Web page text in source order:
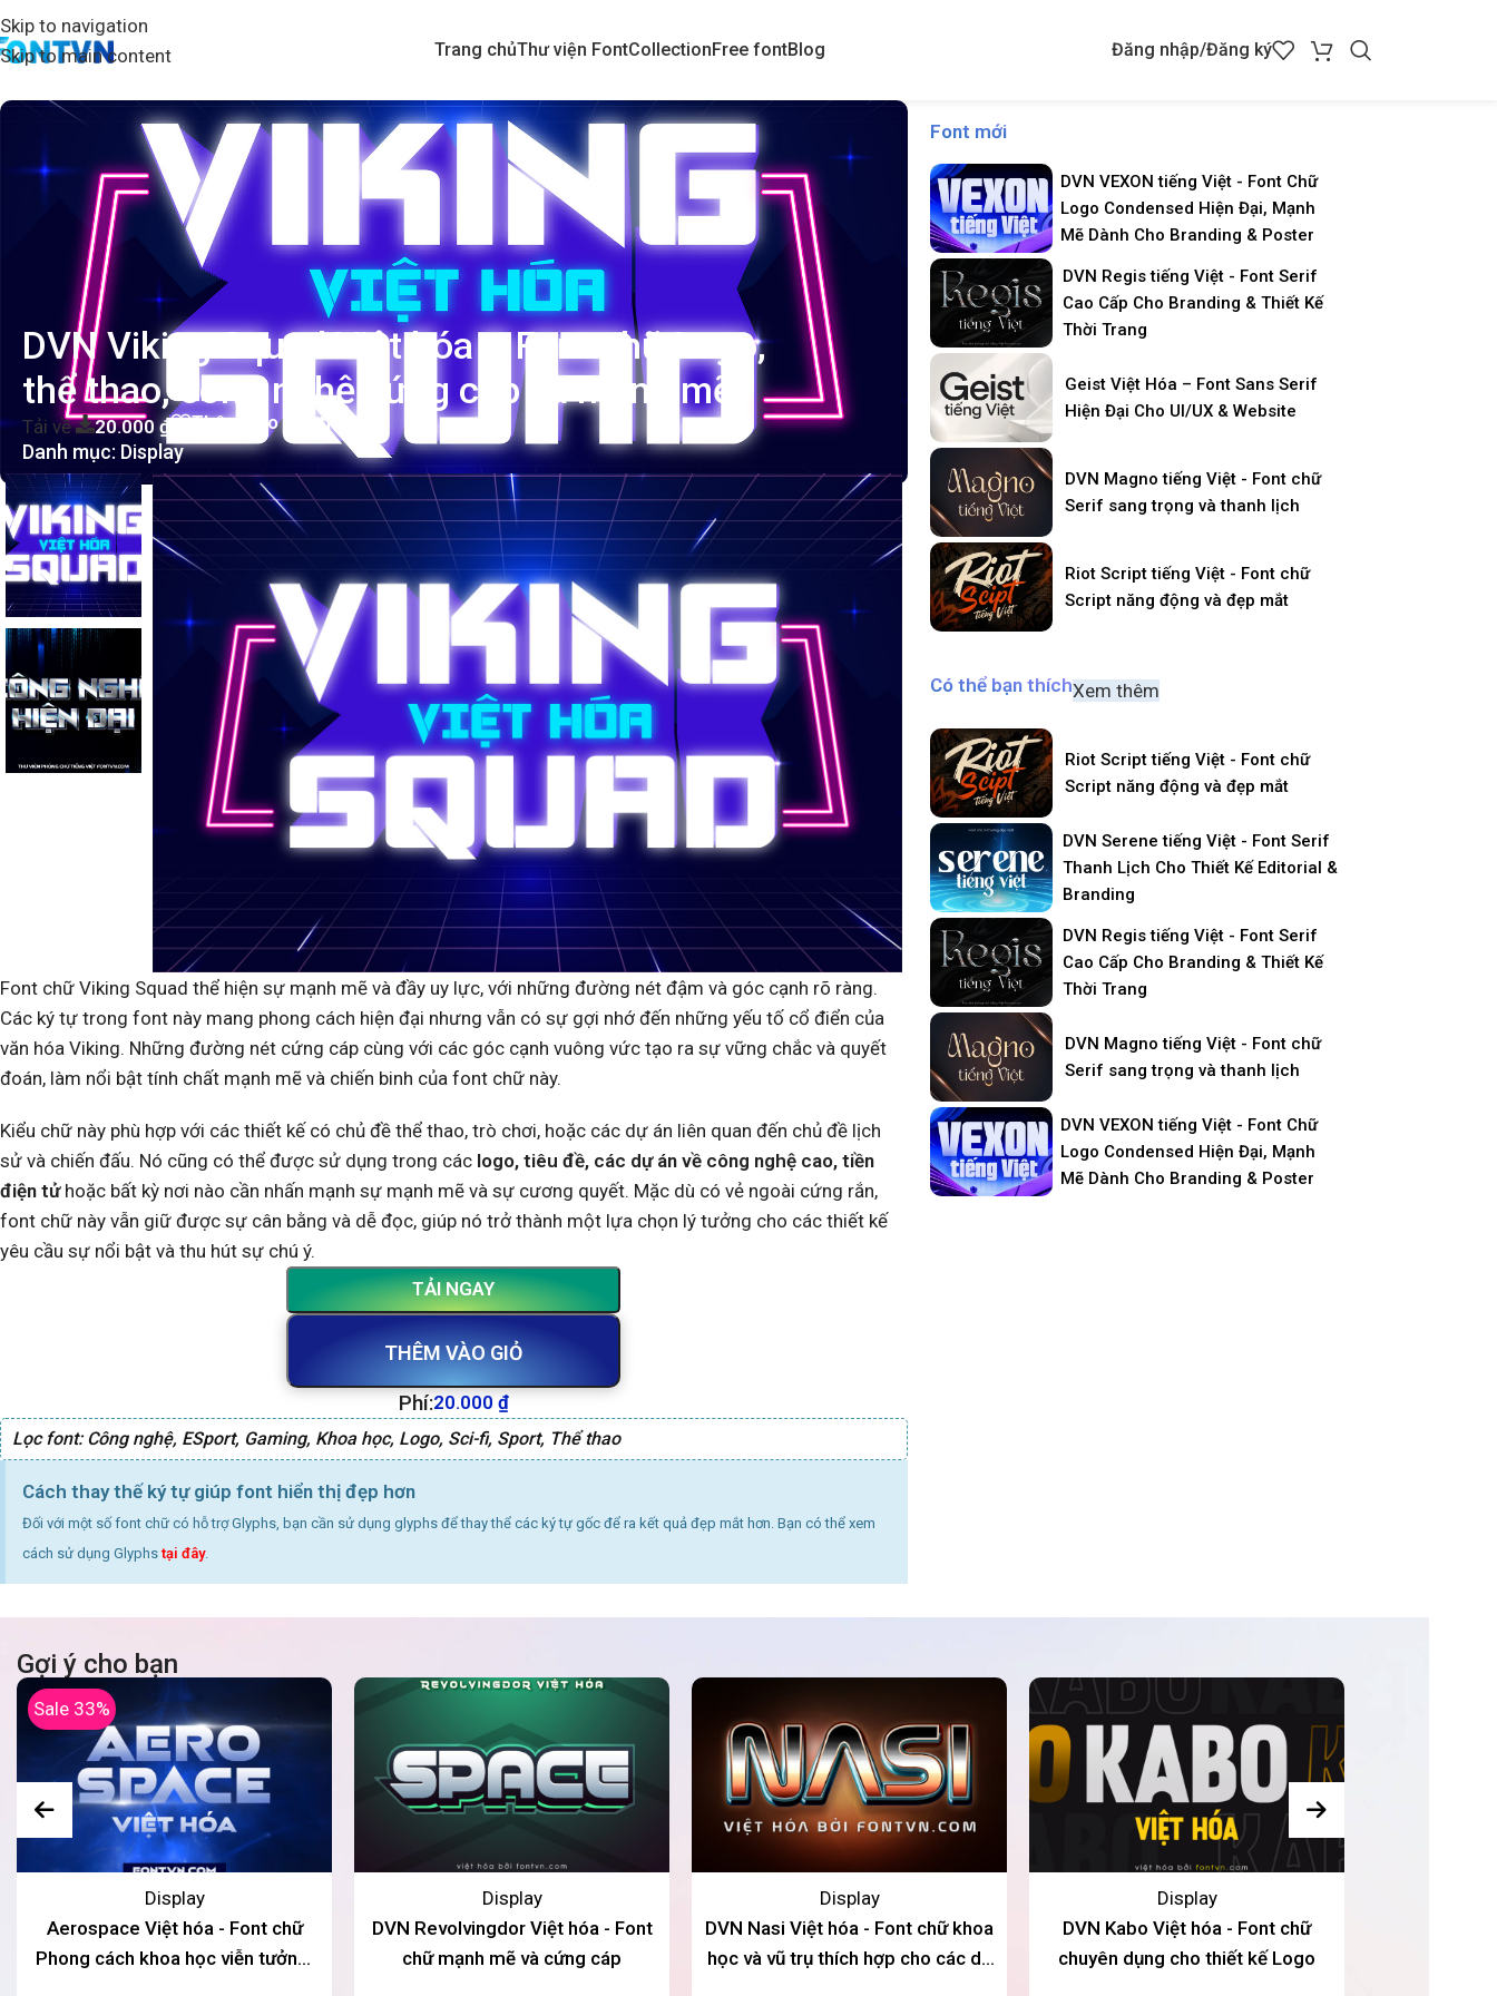
Skip to navigation
Skip to main content
Trang chủThư viện FontCollectionFree fontBlog Đăng nhập/Đăng ký
DVN Viking Squad Việt hóa – Font chữ Logo,
thể thao, công nghệ cứng cáp và mạnh mẽ
Tải về 20.000 ₫ Thêm vào yêu thích
Danh mục: Display
Font chữ Viking Squad thể hiện sự mạnh mẽ và đầy uy lực, với những đường nét đậm và góc cạnh rõ ràng.
Các ký tự trong font này mang phong cách hiện đại nhưng vẫn có sự gợi nhớ đến những yếu tố cổ điển của
văn hóa Viking. Những đường nét cứng cáp cùng với các góc cạnh vuông vức tạo ra sự vững chắc và quyết
đoán, làm nổi bật tính chất mạnh mẽ và chiến binh của font chữ này.
Kiểu chữ này phù hợp với các thiết kế có chủ đề thể thao, trò chơi, hoặc các dự án liên quan đến chủ đề lịch
sử và chiến đấu. Nó cũng có thể được sử dụng trong các logo, tiêu đề, các dự án về công nghệ cao, tiền
điện tửhoặc bất kỳ nơi nào cần nhấn mạnh sự mạnh mẽ và sự cương quyết. Mặc dù có vẻ ngoài cứng rắn,
font chữ này vẫn giữ được sự cân bằng và dễ đọc, giúp nó trở thành một lựa chọn lý tưởng cho các thiết kế
yêu cầu sự nổi bật và thu hút sự chú ý.
THÊM VÀO GIỎ
TẢI NGAY
Phí:20.000 ₫
Lọc font: Công nghệ, ESport, Gaming, Khoa học, Logo, Sci-fi, Sport, Thể thao
Cách thay thế ký tự giúp font hiển thị đẹp hơn
Đối với một số font chữ có hỗ trợ Glyphs, bạn cần sử dụng glyphs để thay thể các ký tự gốc để ra kết quả đẹp mắt hơn. Bạn có thể xem
cách sử dụng Glyphs tại đây.
Font mới
DVN VEXON tiếng Việt - Font Chữ
Logo Condensed Hiện Đại, Mạnh
Mẽ Dành Cho Branding & Poster
DVN Regis tiếng Việt - Font Serif
Cao Cấp Cho Branding & Thiết Kế
Thời Trang
Geist Việt Hóa – Font Sans Serif
Hiện Đại Cho UI/UX & Website
DVN Magno tiếng Việt - Font chữ
Serif sang trọng và thanh lịch
Riot Script tiếng Việt - Font chữ
Script năng động và đẹp mắt
Có thể bạn thíchXem thêm
Riot Script tiếng Việt - Font chữ
Script năng động và đẹp mắt
DVN Serene tiếng Việt - Font Serif
Thanh Lịch Cho Thiết Kế Editorial &
Branding
DVN Regis tiếng Việt - Font Serif
Cao Cấp Cho Branding & Thiết Kế
Thời Trang
DVN Magno tiếng Việt - Font chữ
Serif sang trọng và thanh lịch
DVN VEXON tiếng Việt - Font Chữ
Logo Condensed Hiện Đại, Mạnh
Mẽ Dành Cho Branding & Poster
Gợi ý cho bạn
Sale 33%
Display
Aerospace Việt hóa - Font chữ
Phong cách khoa học viễn tưởng,
Display
DVN Revolvingdor Việt hóa - Font
chữ mạnh mẽ và cứng cáp
Display
DVN Nasi Việt hóa - Font chữ khoa
học và vũ trụ thích hợp cho các dự
Display
DVN Kabo Việt hóa - Font chữ
chuyên dụng cho thiết kế Logo